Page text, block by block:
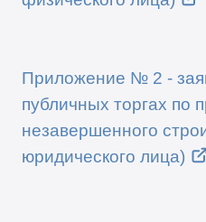
Приложение № 2 -
публичных торгах по
незавершенного
юридического лица)